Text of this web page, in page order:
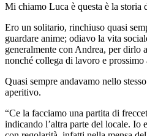
Mi chiamo Luca è questa è la storia
Ero un solitario, rinchiuso quasi
guardare anime; odiavo la vita
generalmente con Andrea, per dirlo
nonché collega di lavoro e
Quasi sempre andavamo nello
aperitivo.
“Ce la facciamo una partita di
indicando l’altra parte del locale. Io